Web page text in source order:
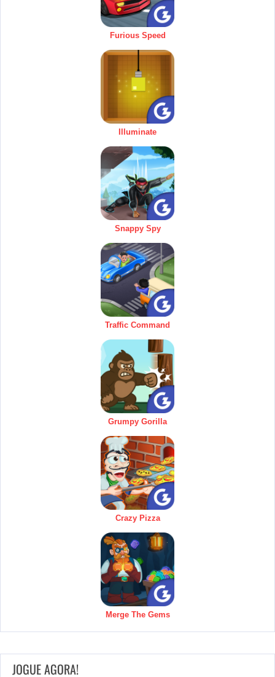
Furious Speed
Illuminate
Snappy Spy
Traffic Command
Grumpy Gorilla
Crazy Pizza
Merge The Gems
JOGUE AGORA!